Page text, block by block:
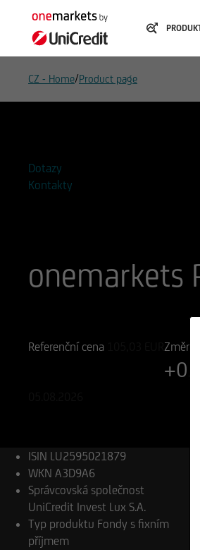
CZ - Home/Product page
Dotazy
Kontakty
onemarkets
Referenční cena
Změna
ISIN LU2595021879
WKN A3D9A6
Správcovská společnost
UniCredit Invest Lux S.A.
Typ produktu Fondy s fixním
příjmem